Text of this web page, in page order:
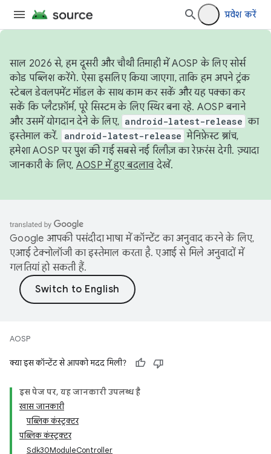
प्रवेश करें
साल 2026 से, हम दूसरी और चौथी तिमाही में AOSP के लिए सोर्स
कोड पब्लिश करेंगे. ऐसा इसलिए किया जाएगा, ताकि हम अपने ट्रंक
स्टेबल डेवलपमेंट मॉडल के साथ काम कर सकें और यह पक्का कर
सकें कि प्लैटफ़ॉर्म, पूरे सिस्टम के लिए स्थिर बना रहे. AOSP बनाने
और उसमें योगदान देने के लिए, android-latest-release का
इस्तेमाल करें.
android-latest-release मेनिफ़ेस्ट ब्रांच,
हमेशा AOSP पर पुश की गई सबसे नई रिलीज़ का रेफ़रंस देगी. ज़्यादा
जानकारी के लिए, AOSP में हुए बदलावदेखें.
Google आपकी पसंदीदा भाषा में कॉन्टेंट का अनुवाद करने के लिए,
एआई टेक्नोलॉजी का इस्तेमाल करता है. एआई से मिले अनुवादों में
गलतियां हो सकती हैं.
AOSP
क्या इस कॉन्टेंट से आपको मदद मिली?
इस पेज पर, यह जानकारी उपलब्ध है
खास जानकारी
पब्लिक कंस्ट्रक्टर
पब्लिक कंस्ट्रक्टर
Sdk30ModuleController